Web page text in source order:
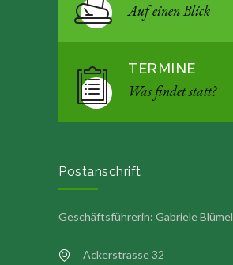
Auf einen Blick
TERMINE
Was findet statt?
Postanschrift
Geschäftsführerin: Gabriele Blümel
Ackerstrasse 32